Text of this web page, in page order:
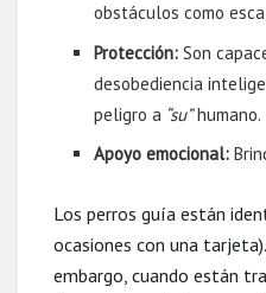
obstáculos como
Protección: Son
desobediencia
peligro a “su”humano.
Apoyo emocional:
Los perros guía están
ocasiones con una
embargo, cuando están